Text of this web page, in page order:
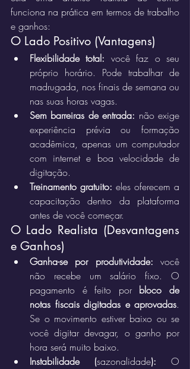
funciona na prática em termos de trabalho
e ganhos:
O Lado Positivo (Vantagens)
Flexibilidade total: você faz o seu
próprio horário. Pode trabalhar de
madrugada, nos finais de semana ou
nas suas horas vagas.
Sem barreiras de entrada: não exige
experiência prévia ou formação
acadêmica, apenas um computador
com internet e boa velocidade de
digitação.
Treinamento gratuito: eles oferecem a
capacitação dentro da plataforma
antes de você começar.
O Lado Realista (Desvantagens
e Ganhos)
Ganha-se por produtividade: você
não recebe um salário fixo. O
pagamento é feito por bloco de
notas fiscais digitadas e aprovadas.
Se o movimento estiver baixo ou se
você digitar devagar, o ganho por
hora será muito baixo.
Instabilidade (sazonalidade): O